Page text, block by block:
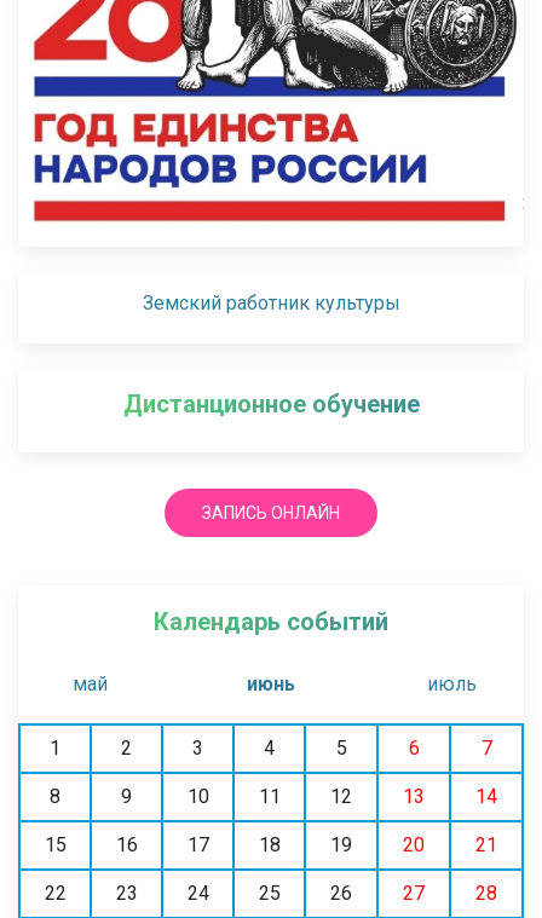
Земский работник культуры
Дистанционное обучение
ЗАПИСЬ ОНЛАЙН
Календарь событий
май июнь июль
1 2 3 4 5 6 7
8 9 10 11 12 13 14
15 16 17 18 19 20 21
22 23 24 25 26 27 28